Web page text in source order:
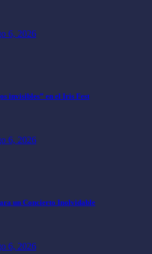
6, 2026
invisibles” en el Iris Fest
6, 2026
un Concierto Inolvidable
6, 2026